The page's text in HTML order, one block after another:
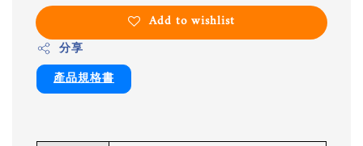
Add to wishlist
分享
產品規格書